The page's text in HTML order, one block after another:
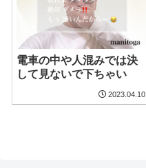
電車の中や人混みでは決
して見ないで下ちゃい
2023.04.10